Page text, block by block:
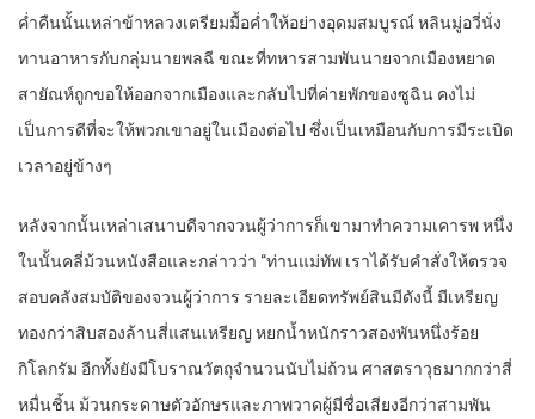
ค่ำคืนนั้นเหล่าข้าหลวงเตรียมมื้อค่ำให้อย่างอุดมสมบูรณ์ หลินมู่อวี่นั่ง
ทานอาหารกับกลุ่มนายพลฉี ขณะที่ทหารสามพันนายจากเมืองหยาด
สายัณห์ถูกขอให้ออกจากเมืองและกลับไปที่ค่ายพักของซูฉิน คงไม่
เป็นการดีที่จะให้พวกเขาอยู่ในเมืองต่อไป ซึ่งเป็นเหมือนกับการมีระเบิด
เวลาอยู่ข้างๆ
หลังจากนั้นเหล่าเสนาบดีจากจวนผู้ว่าการก็เขามาทำความเคารพ หนึ่ง
ในนั้นคลี่ม้วนหนังสือและกล่าวว่า “ท่านแม่ทัพ เราได้รับคำสั่งให้ตรวจ
สอบคลังสมบัติของจวนผู้ว่าการ รายละเอียดทรัพย์สินมีดังนี้ มีเหรียญ
ทองกว่าสิบสองล้านสี่แสนเหรียญ หยกน้ำหนักราวสองพันหนึ่งร้อย
กิโลกรัม อีกทั้งยังมีโบราณวัตถุจำนวนนับไม่ถ้วน ศาสตราวุธมากกว่าสี่
หมื่นชิ้น ม้วนกระดาษตัวอักษรและภาพวาดผู้มีชื่อเสียงอีกว่าสามพัน